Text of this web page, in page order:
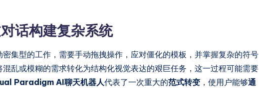
话构建复杂系统
集型的工作，需要手动拖拽操作，应对僵化的模板，并掌握复杂的符号
乱或模糊的需求转化为结构化视觉表达的艰巨任务，这一过程可能需要
Paradigm AI聊天机器人代表了一次重大的范式转变 ，使用户能够通